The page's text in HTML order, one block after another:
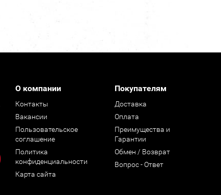
О компании
Контакты
Вакансии
Пользовательское
соглашение
Политика
конфиденциальности
Карта сайта
Покупателям
Доставка
Оплата
Преимущества и
Гарантии
Обмен / Возврат
Вопрос - Ответ